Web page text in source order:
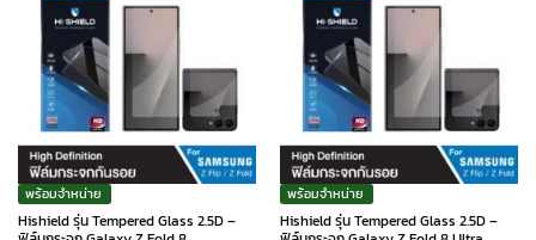
พร้อมจำหน่าย
Hishield รุ่น Tempered Glass 2.5D –
พร้อมจำหน่าย
Hishield รุ่น Tempered Glass 2.5D –